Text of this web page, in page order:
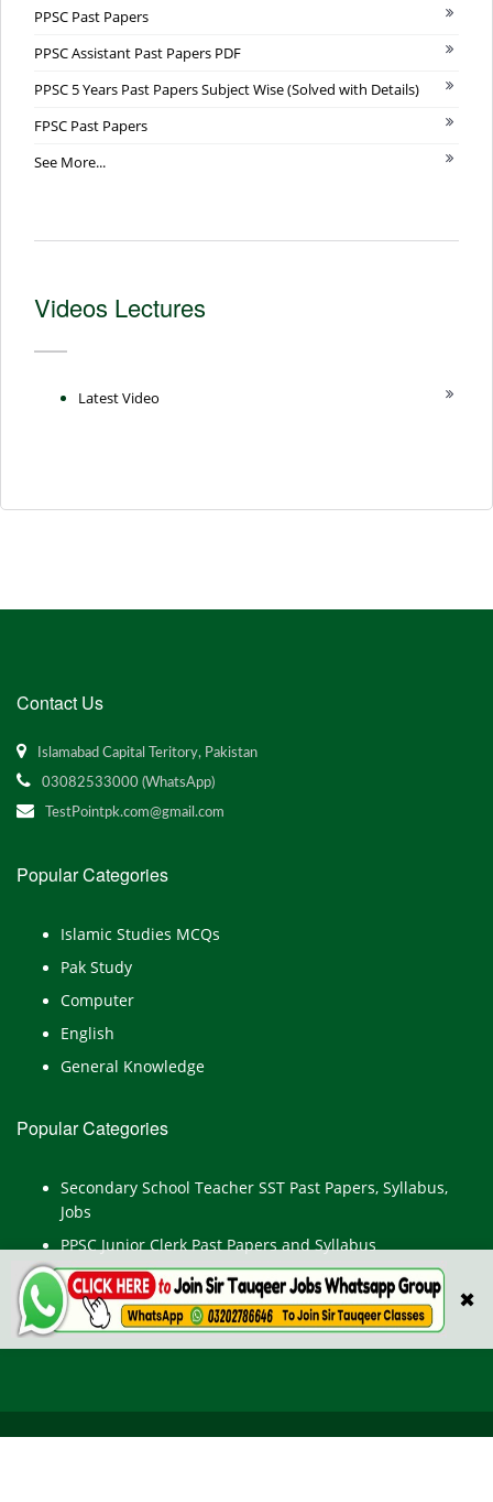
✖
PPSC Past Papers
PPSC Assistant Past Papers PDF
PPSC 5 Years Past Papers Subject Wise (Solved with Details)
FPSC Past Papers
See More...
Videos Lectures
Latest Video
Contact Us
Islamabad Capital Teritory, Pakistan
03082533000 (WhatsApp)
TestPointpk.com@gmail.com
Popular Categories
Islamic Studies MCQs
Pak Study
Computer
English
General Knowledge
Popular Categories
Secondary School Teacher SST Past Papers, Syllabus,
Jobs
PPSC Junior Clerk Past Papers and Syllabus
Junior Computer Operator Past Papers and Syllabus
Civil Engineer Past Paper